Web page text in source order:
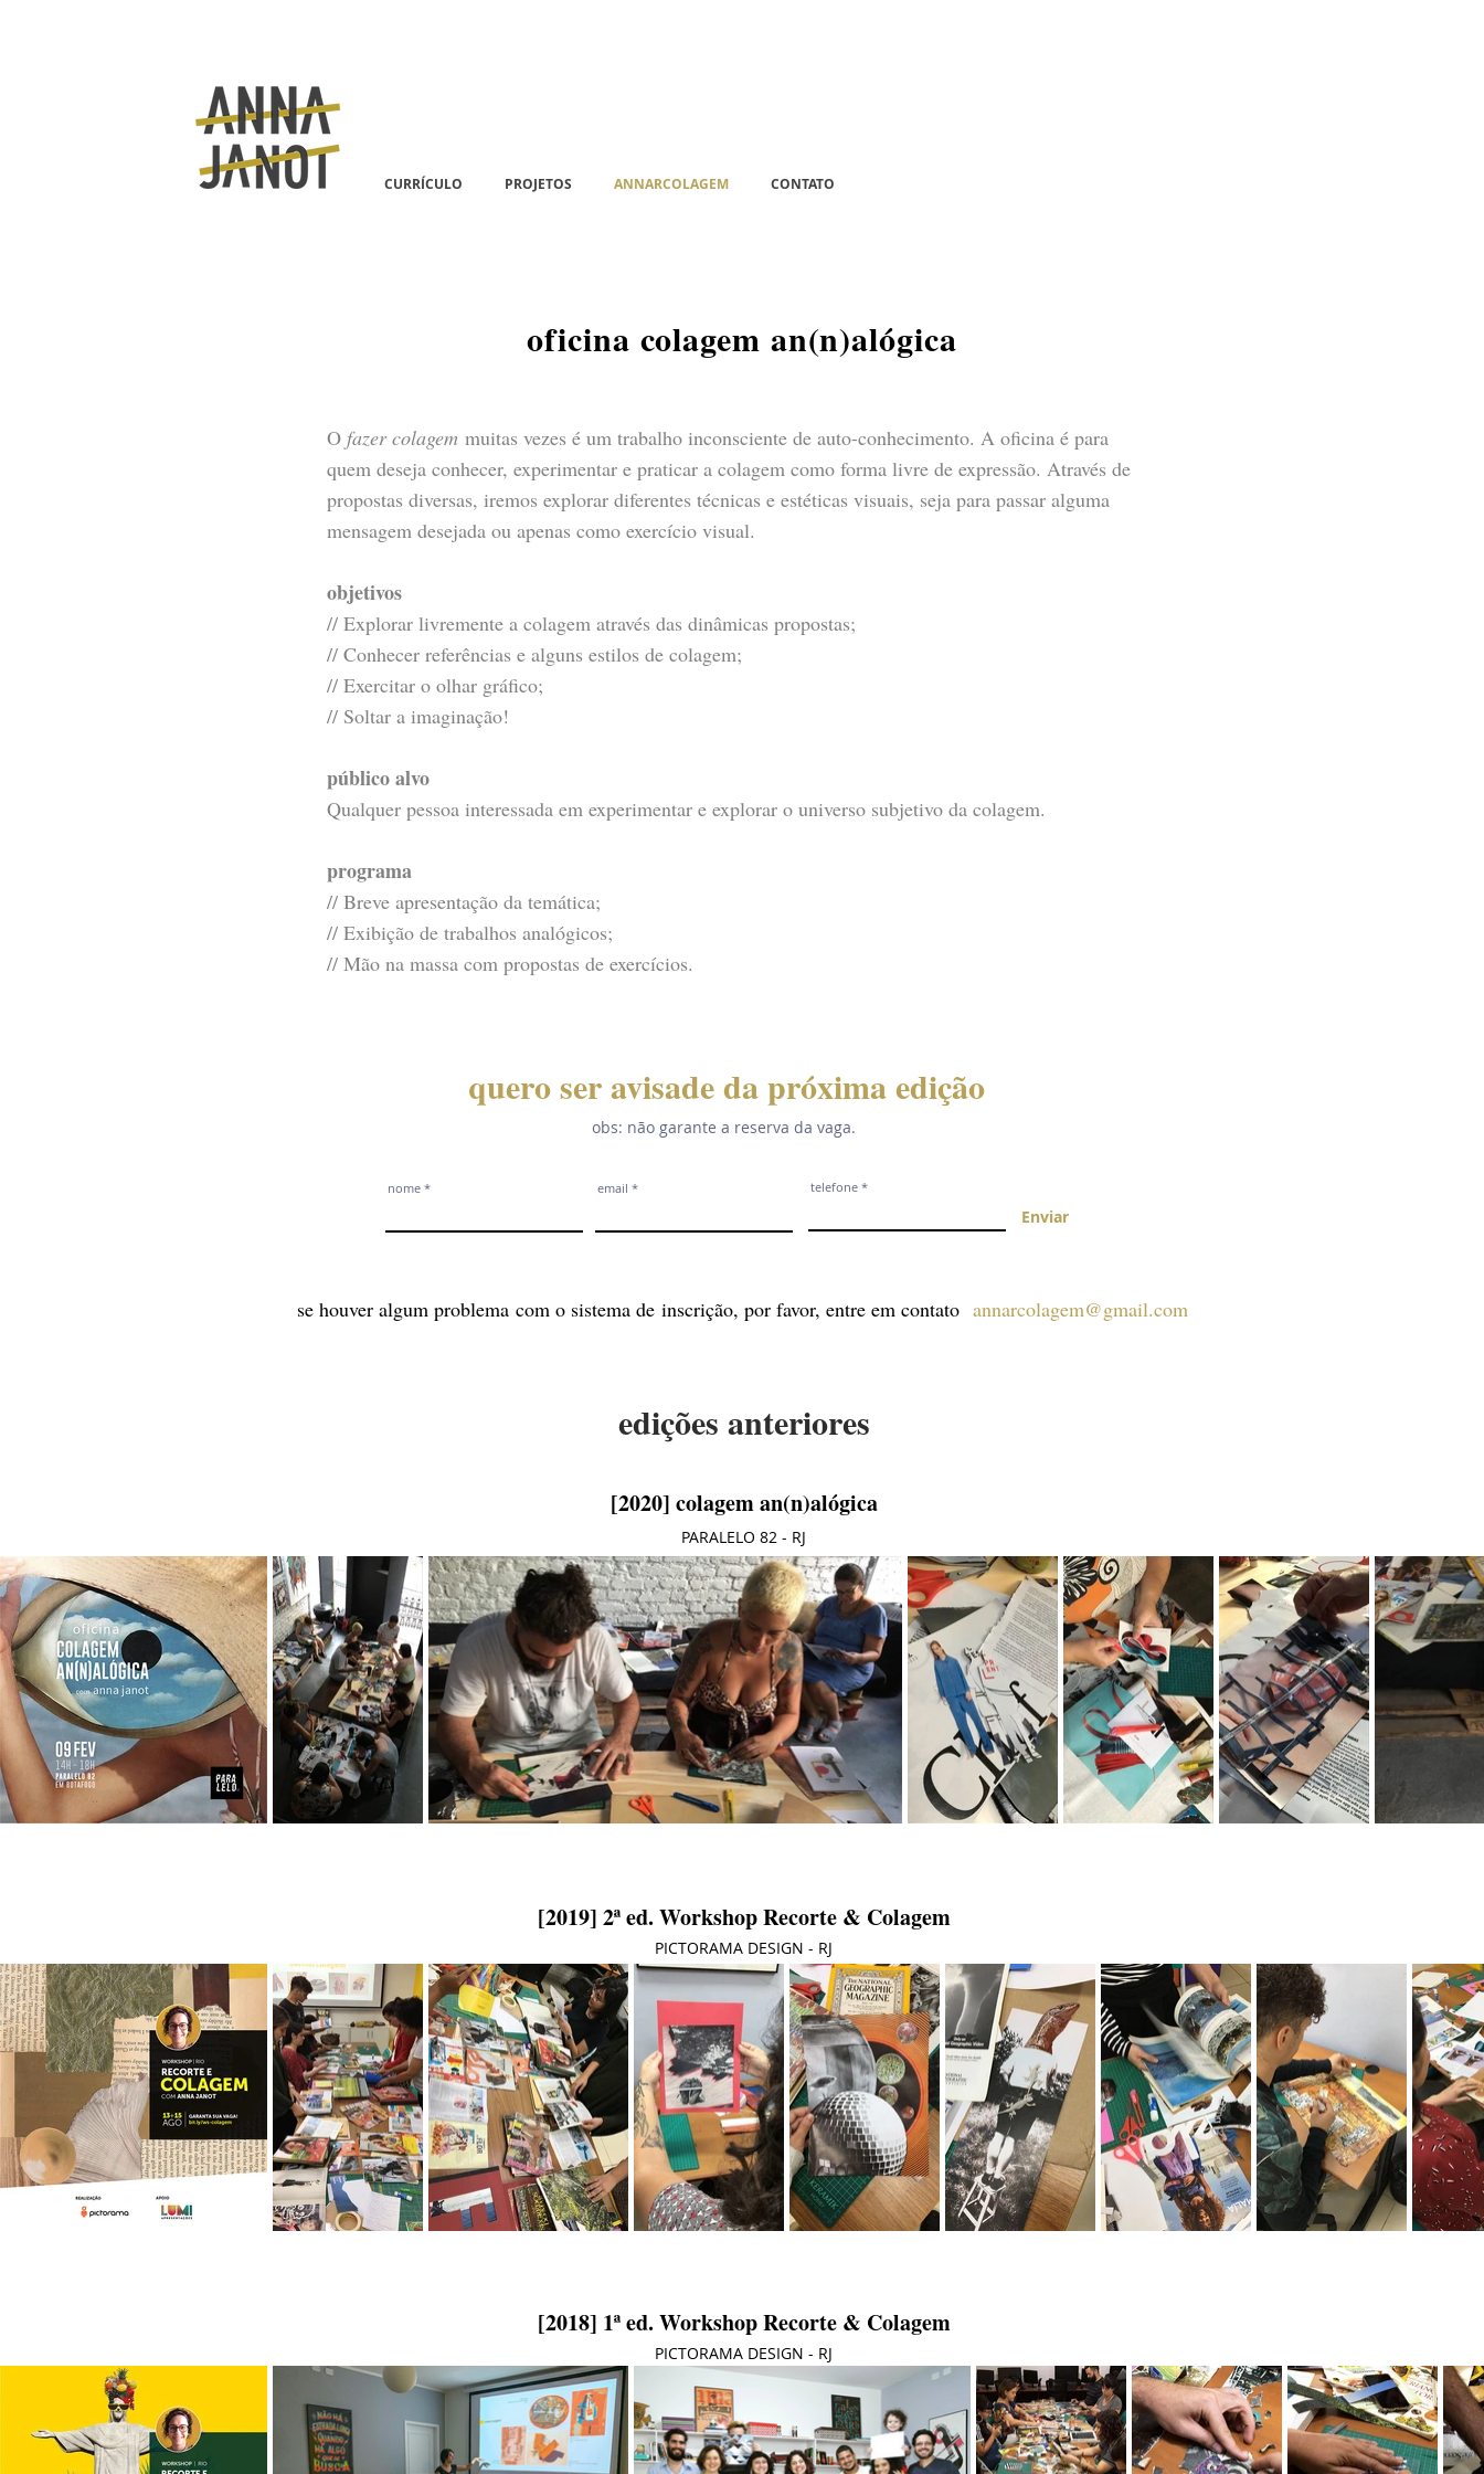
CURRÍCULO PROJETOS ANNARCOLAGEM CONTATO
oficina colagem an(n)alógica
O fazer colagem muitas vezes é um trabalho inconsciente de auto-conhecimento. A oficina é para
quem deseja conhecer, experimentar e praticar a colagem como forma livre de expressão. Através de
propostas diversas, iremos explorar diferentes técnicas e estéticas visuais, seja para passar alguma
mensagem desejada ou apenas como exercício visual.
objetivos
// Explorar livremente a colagem através das dinâmicas propostas;
// Conhecer referências e alguns estilos de colagem;
// Exercitar o olhar gráfico;
// Soltar a imaginação!
público alvo
Qualquer pessoa interessada em experimentar e explorar o universo subjetivo da colagem.
programa
// Breve apresentação da temática;
// Exibição de trabalhos analógicos;
// Mão na massa com propostas de exercícios.
quero ser avisade da próxima edição
nome email telefone
Enviar
obs: não garante a reserva da vaga.
se houver algum problema com o sistema de inscrição, por favor, entre em contato annarcolagem@gmail.com
edições anteriores
[2020] colagem an(n)alógica
PARALELO 82 - RJ
[2019] 2ª ed. WorkshopRecorte & Colagem
PICTORAMA DESIGN - RJ
[2018] 1ª ed. Workshop Recorte & Colagem
PICTORAMA DESIGN - RJ